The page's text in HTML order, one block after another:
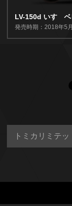
LV-150d いすゞ
発売時期：2018年5
トミカリミテ